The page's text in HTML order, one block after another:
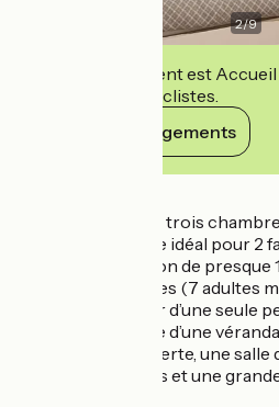
2/9
Cet établissement est
accueillir des cyclistes.
Voir ses engagements
A deux pas de nos trois
proposons un gîte idéal pour 2
Cette petite maison de
jusqu’à 8 personnes (7 adultes
réservable à partir d’une seule
Elle est composée d’une
petite cuisine ouverte, une salle
chambres doubles et une